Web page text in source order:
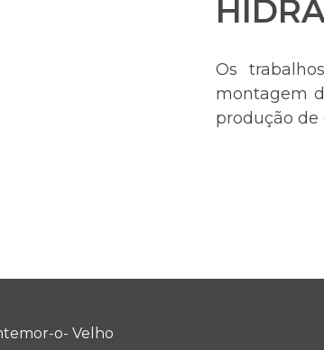
Os
montagem
produção de
o- Velho